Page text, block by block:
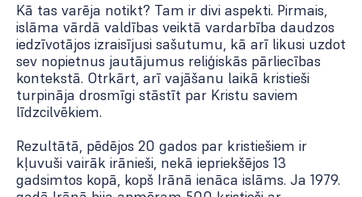
Kā tas varēja notikt? Tam ir divi aspekti. Pirmais,
islāma vārdā valdības veiktā vardarbība daudzos
iedzīvotājos izraisījusi sašutumu, kā arī likusi uzdot
sev nopietnus jautājumus reliģiskās pārliecības
kontekstā. Otrkārt, arī vajāšanu laikā kristieši
turpināja drosmīgi stāstīt par Kristu saviem
līdzcilvēkiem.
Rezultātā, pēdējos 20 gados par kristiešiem ir
kļuvuši vairāk irānieši, nekā iepriekšējos 13
gadsimtos kopā, kopš Irānā ienāca islāms. Ja 1979.